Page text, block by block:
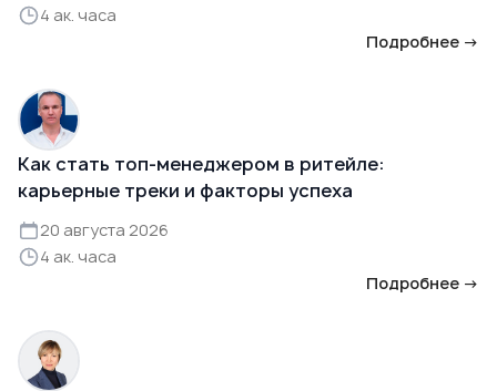
4 ак. часа
Подробнее →
Как стать топ-менеджером в ритейле:
карьерные треки и факторы успеха
20 августа 2026
4 ак. часа
Подробнее →